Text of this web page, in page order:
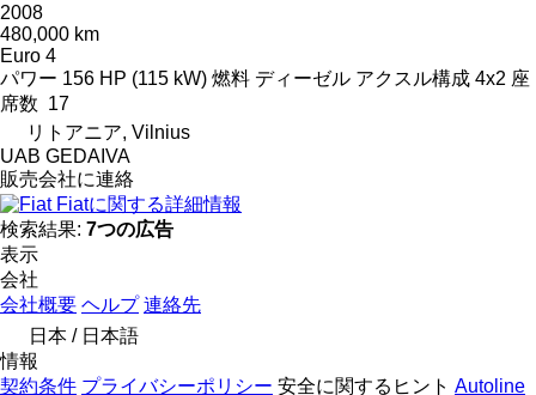
2008
480,000 km
Euro 4
パワー 156 HP (115 kW) 燃料 ディーゼル アクスル構成 4x2 座
席数 17
リトアニア, Vilnius
UAB GEDAIVA
販売会社に連絡
Fiatに関する詳細情報
検索結果: 7つの広告
表示
会社
会社概要 ヘルプ 連絡先
日本 / 日本語
情報
契約条件 プライバシーポリシー 安全に関するヒント Autoline